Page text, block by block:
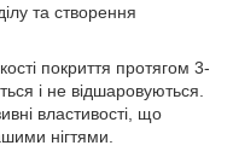
та створення
покриття протягом 3-
і не відшаровуються.
властивості, що
нігтями.